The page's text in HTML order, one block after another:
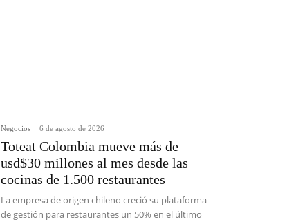
Negocios 6 de agosto de 2026
Toteat Colombia mueve más de
usd$30 millones al mes desde las
cocinas de 1.500 restaurantes
La empresa de origen chileno creció su plataforma
de gestión para restaurantes un 50% en el último